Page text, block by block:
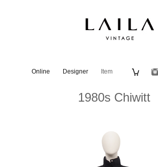
Online Designer Item
1980s Chiwitt